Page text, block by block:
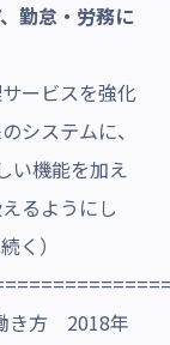
勤怠・労務に
ービスを強化
システムに、
い機能を加え
るようにし
く）
き方 2018年